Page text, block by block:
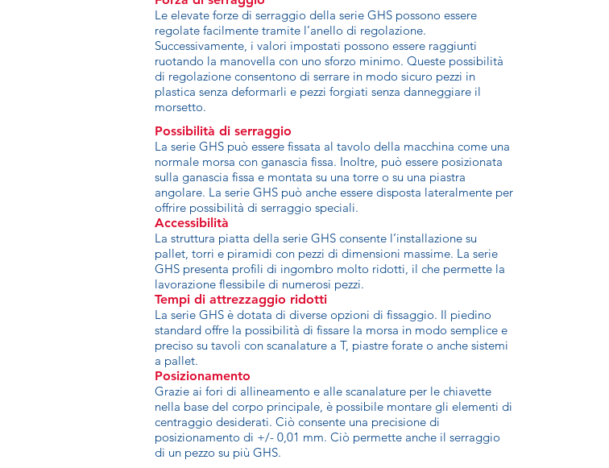
Le elevate forze di serraggio della serie GHS possono essere
regolate facilmente tramite l’anello di regolazione.
Successivamente, i valori impostati possono essere raggiunti
ruotando la manovella con uno sforzo minimo. Queste possibilità
di regolazione consentono di serrare in modo sicuro pezzi in
plastica senza deformarli e pezzi forgiati senza danneggiare il
morsetto.
Possibilità di serraggio
La serie GHS può essere fissata al tavolo della macchina come una
normale morsa con ganascia fissa. Inoltre, può essere posizionata
sulla ganascia fissa e montata su una torre o su una piastra
angolare. La serie GHS può anche essere disposta lateralmente per
offrire possibilità di serraggio speciali.
Accessibilità
La struttura piatta della serie GHS consente l’installazione su
pallet, torri e piramidi con pezzi di dimensioni massime. La serie
GHS presenta profili di ingombro molto ridotti, il che permette la
lavorazione flessibile di numerosi pezzi.
Tempi di attrezzaggio ridotti
La serie GHS è dotata di diverse opzioni di fissaggio. Il piedino
standard offre la possibilità di fissare la morsa in modo semplice e
preciso su tavoli con scanalature a T, piastre forate o anche sistemi
a pallet.
Posizionamento
Grazie ai fori di allineamento e alle scanalature per le chiavette
nella base del corpo principale, è possibile montare gli elementi di
centraggio desiderati. Ciò consente una precisione di
posizionamento di +/- 0,01 mm. Ciò permette anche il serraggio
di un pezzo su più GHS.